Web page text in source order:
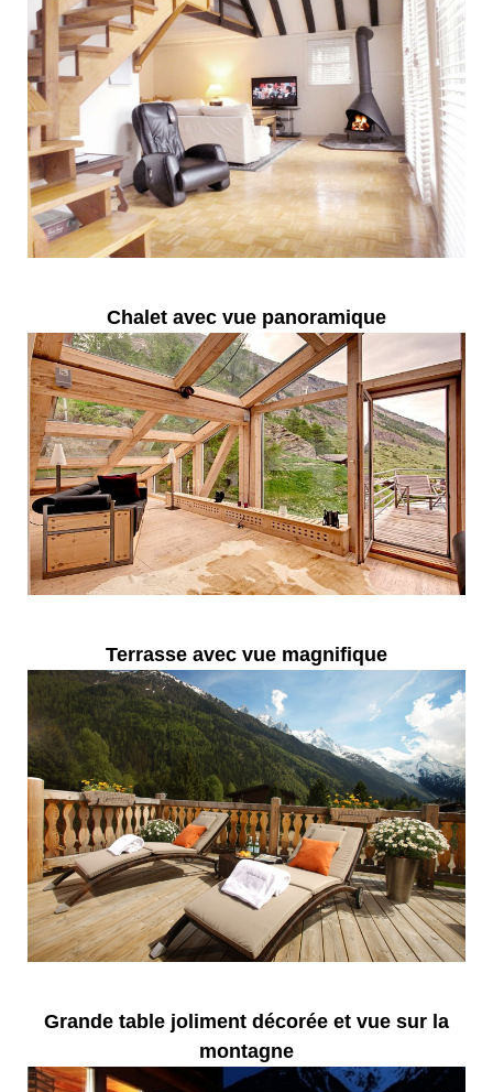
Chalet avec vue panoramique
Terrasse avec vue magnifique
Grande table joliment décorée et vue sur la
montagne